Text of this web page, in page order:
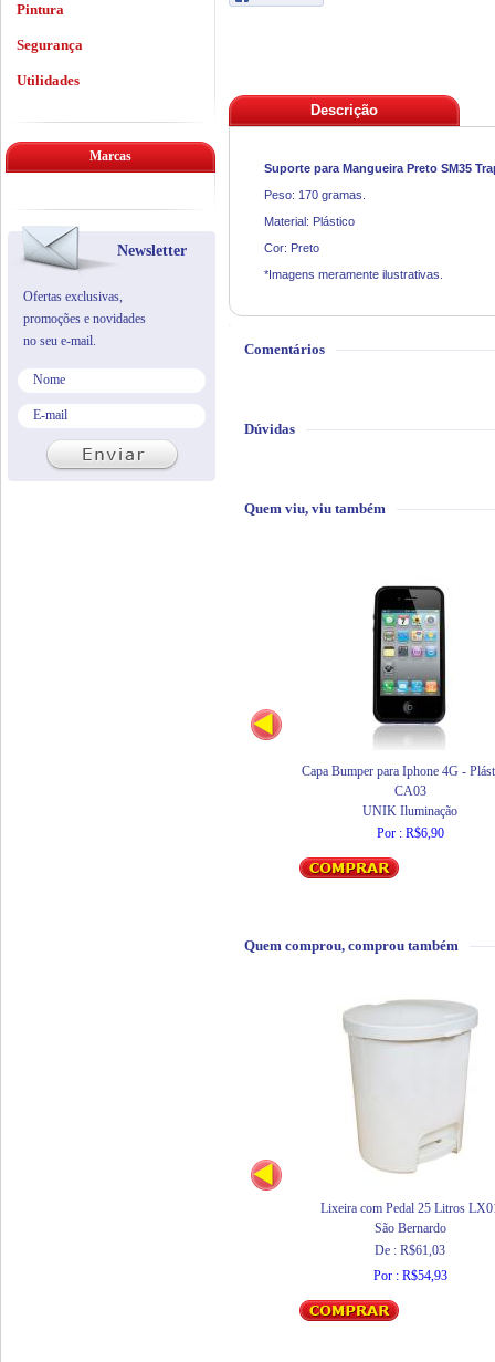
Descrição
Suporte para Mangueira Preto SM35
Peso: 170 gramas.
Material: Plástico
Cor: Preto
*Imagens meramente ilustrativas.
Comentários
Dúvidas
Quem viu, viu também
Capa Bumper para Iphone 4G -
CA03
UNIK Iluminação
Por : R$6,90
Quem comprou, comprou também
Lixeira com Pedal 25 Litros
São Bernardo
De : R$61,03
Por : R$54,93
Pintura
Segurança
Utilidades
Marcas
Newsletter
Ofertas exclusivas,
promoções e novidades
no seu e-mail.